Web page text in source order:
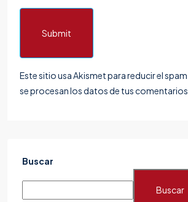
Submit
Este sitio usa Akismet para reducir el spam.
se procesan los datos de tus comentarios.
Buscar
Buscar